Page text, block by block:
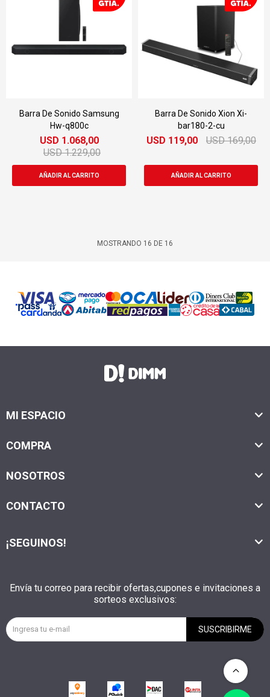
Barra De Sonido Samsung
Hw-q800c
USD 1.068,00
USD 1.229,00
Barra De Sonido Xion Xi-
bar180-2-cu
USD 119,00 USD 169,00
MOSTRANDO 16 DE 16
MI ESPACIO
COMPRA
NOSOTROS
CONTACTO
Envía tu correo para recibir ofertas,cupones e invitaciones a
sorteos exclusivos:
SUSCRIBIRME
¡SEGUINOS!